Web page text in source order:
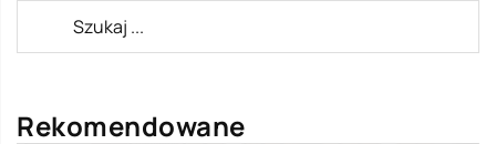
Rekomendowane